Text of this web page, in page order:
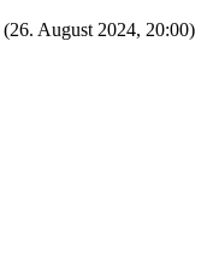
(26. August 2024, 20:00)